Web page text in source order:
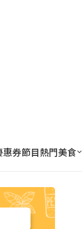
惠券節目熱門美食